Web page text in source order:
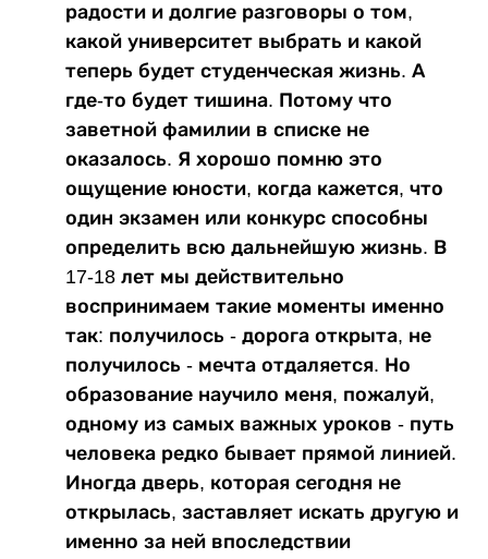
радости и долгие разговоры о том,
какой университет выбрать и какой
теперь будет студенческая жизнь. А
где-то будет тишина. Потому что
заветной фамилии в списке не
оказалось. Я хорошо помню это
ощущение юности, когда кажется, что
один экзамен или конкурс способны
определить всю дальнейшую жизнь. В
17-18 лет мы действительно
воспринимаем такие моменты именно
так: получилось - дорога открыта, не
получилось - мечта отдаляется. Но
образование научило меня, пожалуй,
одному из самых важных уроков - путь
человека редко бывает прямой линией.
Иногда дверь, которая сегодня не
открылась, заставляет искать другую и
именно за ней впоследствии